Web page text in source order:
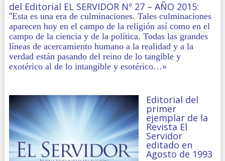
del Editorial EL SERVIDOR Nº 27 – AÑO 2015:
“Esta es una era de culminaciones. Tales culminaciones
aparecen hoy en el campo de la religión así como en el
campo de la ciencia y de la política. Todas las grandes
líneas de acercamiento humano a la realidad y a la
verdad están pasando del reino de lo tangible y
exotérico al de lo intangible y esotérico…»
Editorial del
primer
ejemplar de la
Revista El
Servidor
editado en
Agosto de 1993